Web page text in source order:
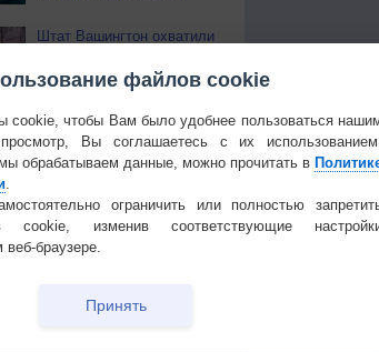
Штат Вашингтон охватили
Облачность Осадки
файлов cookie
чтобы Вам было удобнее пользоваться
Вы соглашаетесь с их использованием.
обрабатываем данные, можно прочитать в
ограничить или полностью
cookie, изменив соответствующие
браузере.
Принять